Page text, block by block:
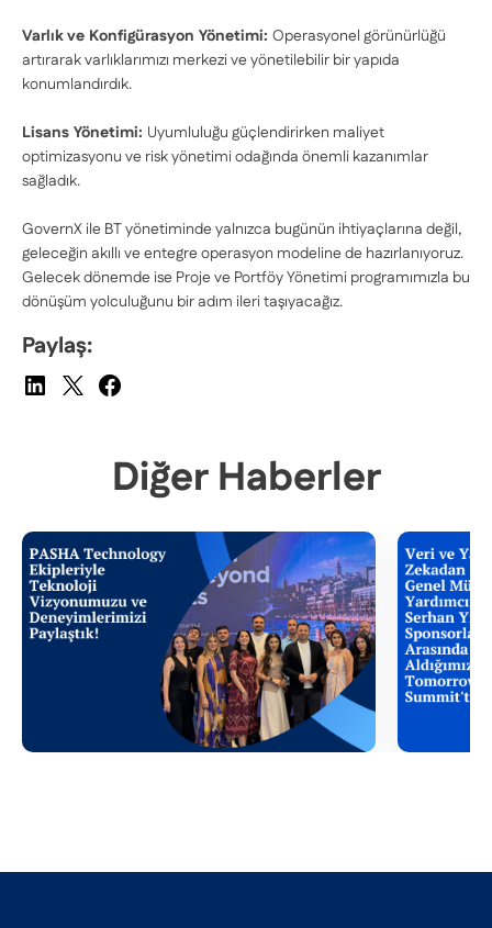
Varlık ve Konfigürasyon Yönetimi: Operasyonel görünürlüğü
artırarak varlıklarımızı merkezi ve yönetilebilir bir yapıda
konumlandırdık.
Lisans Yönetimi: Uyumluluğu güçlendirirken maliyet
optimizasyonu ve risk yönetimi odağında önemli kazanımlar
sağladık.
GovernX ile BT yönetiminde yalnızca bugünün ihtiyaçlarına değil,
geleceğin akıllı ve entegre operasyon modeline de hazırlanıyoruz.
Gelecek dönemde ise Proje ve Portföy Yönetimi programımızla bu
dönüşüm yolculuğunu bir adım ileri taşıyacağız.
Paylaş:
Diğer Haberler